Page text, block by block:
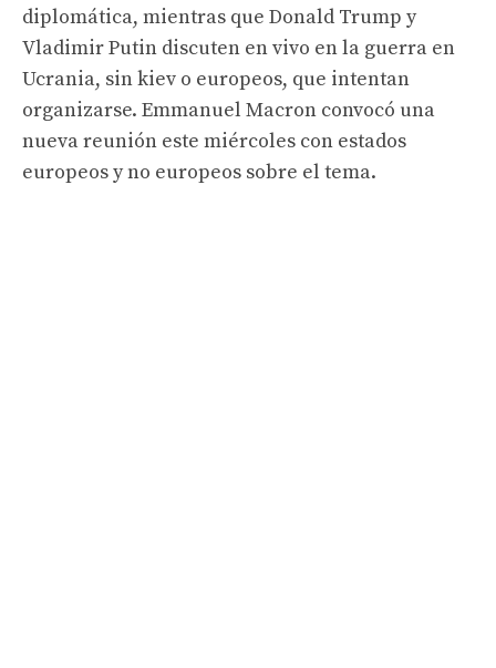
diplomática, mientras que Donald Trump y
Vladimir Putin discuten en vivo en la guerra en
Ucrania, sin kiev o europeos, que intentan
organizarse. Emmanuel Macron convocó una
nueva reunión este miércoles con estados
europeos y no europeos sobre el tema.